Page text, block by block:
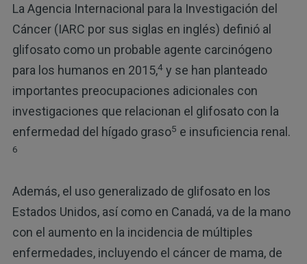
La Agencia Internacional para la Investigación del
Cáncer (IARC por sus siglas en inglés) definió al
glifosato como un probable agente carcinógeno
para los humanos en 2015,4y se han planteado
importantes preocupaciones adicionales con
investigaciones que relacionan el glifosato con la
enfermedad del hígado graso5 e insuficiencia renal.
6
Además, el uso generalizado de glifosato en los
Estados Unidos, así como en Canadá, va de la mano
con el aumento en la incidencia de múltiples
enfermedades, incluyendo el cáncer de mama, de